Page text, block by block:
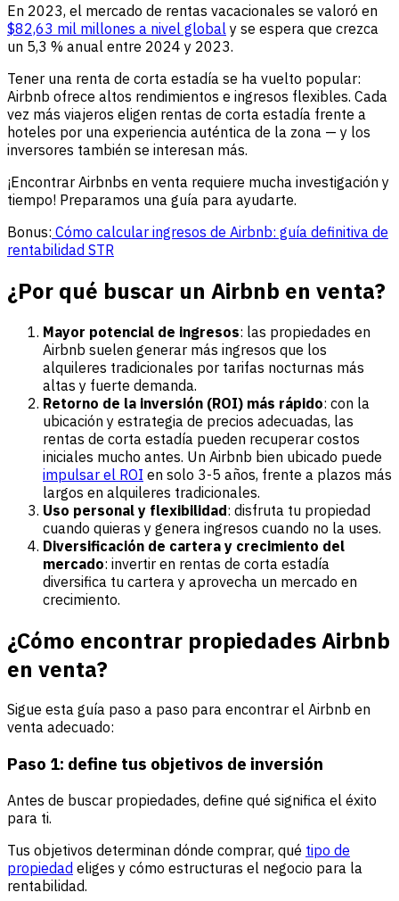
En 2023, el mercado de rentas vacacionales se valoró en
$82,63 mil millones a nivel global y se espera que crezca
un 5,3 % anual entre 2024 y 2023.
Tener una renta de corta estadía se ha vuelto popular:
Airbnb ofrece altos rendimientos e ingresos flexibles. Cada
vez más viajeros eligen rentas de corta estadía frente a
hoteles por una experiencia auténtica de la zona — y los
inversores también se interesan más.
¡Encontrar Airbnbs en venta requiere mucha investigación y
tiempo! Preparamos una guía para ayudarte.
Bonus: Cómo calcular ingresos de Airbnb: guía definitiva de
rentabilidad STR
¿Por qué buscar un Airbnb en venta?
Mayor potencial de ingresos: las propiedades en
Airbnb suelen generar más ingresos que los
alquileres tradicionales por tarifas nocturnas más
altas y fuerte demanda.
Retorno de la inversión (ROI) más rápido: con la
ubicación y estrategia de precios adecuadas, las
rentas de corta estadía pueden recuperar costos
iniciales mucho antes. Un Airbnb bien ubicado puede
impulsar el ROI en solo 3-5 años, frente a plazos más
largos en alquileres tradicionales.
Uso personal y flexibilidad: disfruta tu propiedad
cuando quieras y genera ingresos cuando no la uses.
Diversificación de cartera y crecimiento del
mercado: invertir en rentas de corta estadía
diversifica tu cartera y aprovecha un mercado en
crecimiento.
¿Cómo encontrar propiedades Airbnb
en venta?
Sigue esta guía paso a paso para encontrar el Airbnb en
venta adecuado:
Paso 1: define tus objetivos de inversión
Antes de buscar propiedades, define qué significa el éxito
para ti.
Tus objetivos determinan dónde comprar, qué tipo de
propiedad eliges y cómo estructuras el negocio para la
rentabilidad.